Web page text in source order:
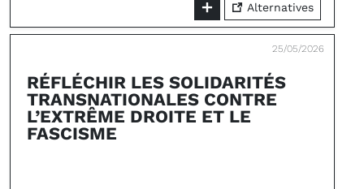
Alternatives
25/05/2026
RÉFLÉCHIR LES SOLIDARITÉS
TRANSNATIONALES CONTRE
L’EXTRÊME DROITE ET LE
FASCISME